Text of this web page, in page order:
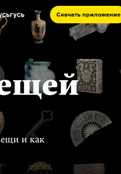
Скачать приложение
Запад и Восток: история культур
комната
и как